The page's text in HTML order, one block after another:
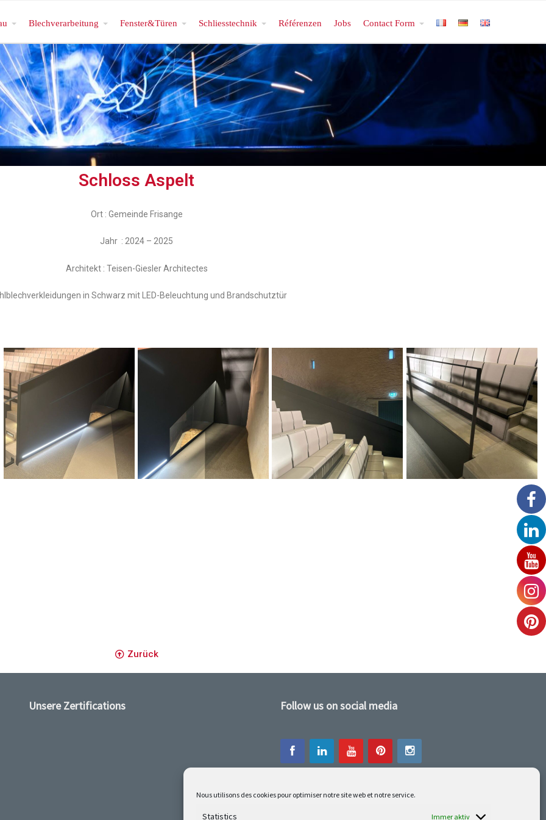
Nous utilisons des cookies pour optimiser notre site web et notre service.
Statistics Immer aktiv
Blechverarbeitung Fenster&Türen Schliesstechnik Référenzen Jobs Contact Form
Schloss Aspelt
Ort : Gemeinde Frisange
Jahr : 2024 – 2025
Architekt : Teisen-Giesler Architectes
in Schwarz mit LED-Beleuchtung und Brandschutztür
Zurück
Unsere Zertifications Follow us on social media
Unsere neuesten Errungenschaften sind auf